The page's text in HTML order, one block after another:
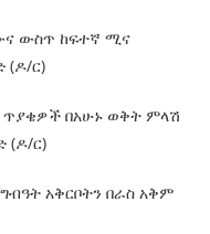
ውስጥ ከፍተኛ ሚና
(ዶ/ር)
ጥያቄዎች በአሁኑ ወቅት ምላሽ
(ዶ/ር)
አቅርቦትን በራስ አቅም